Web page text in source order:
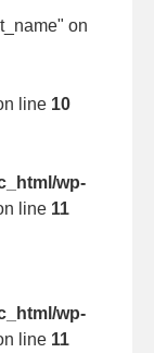
on
line 10
wp-
line 11
wp-
line 11